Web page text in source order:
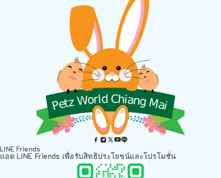
LINE Friends
แอด LINE Friends เพื่อรับสิทธิประโยชน์และโปรโมชั่น